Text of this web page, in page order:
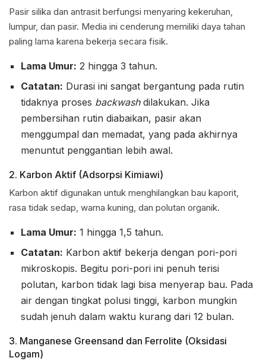
Pasir silika dan antrasit berfungsi menyaring kekeruhan,
lumpur, dan pasir. Media ini cenderung memiliki daya tahan
paling lama karena bekerja secara fisik.
Lama Umur: 2 hingga 3 tahun.
Catatan: Durasi ini sangat bergantung pada rutin
tidaknya proses backwashdilakukan. Jika
pembersihan rutin diabaikan, pasir akan
menggumpal dan memadat, yang pada akhirnya
menuntut penggantian lebih awal.
2. Karbon Aktif (Adsorpsi Kimiawi)
Karbon aktif digunakan untuk menghilangkan bau kaporit,
rasa tidak sedap, warna kuning, dan polutan organik.
Lama Umur: 1 hingga 1,5 tahun.
Catatan: Karbon aktif bekerja dengan pori-pori
mikroskopis. Begitu pori-pori ini penuh terisi
polutan, karbon tidak lagi bisa menyerap bau. Pada
air dengan tingkat polusi tinggi, karbon mungkin
sudah jenuh dalam waktu kurang dari 12 bulan.
3. Manganese Greensand dan Ferrolite (Oksidasi
Logam)